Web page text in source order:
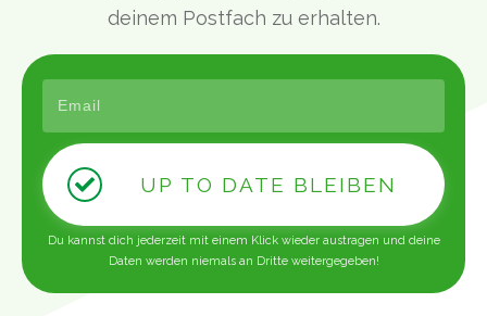
deinem Postfach zu erhalten.
UP TO DATE BLEIBEN
Du kannst dich jederzeit mit einem Klick wieder austragen und deine
Daten werden niemals an Dritte weitergegeben!